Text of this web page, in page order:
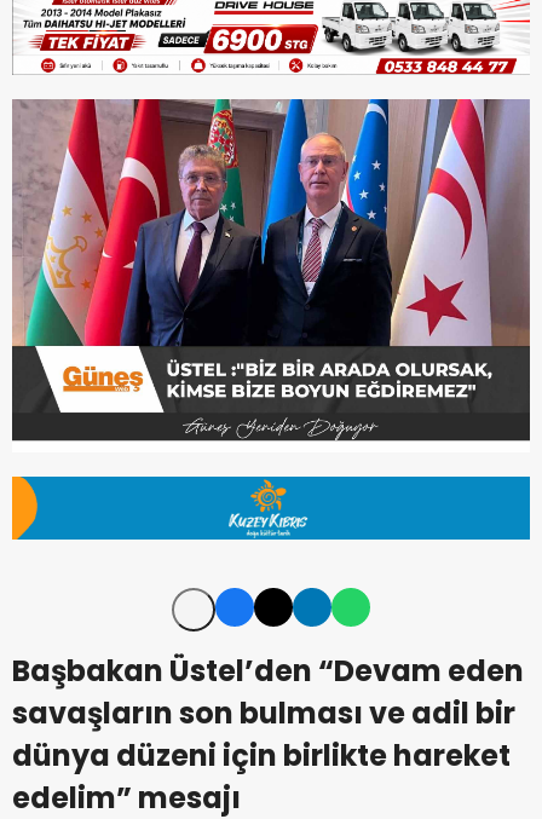
Başbakan Üstel’den “Devam eden
savaşların son bulması ve adil bir
dünya düzeni için birlikte hareket
edelim” mesajı